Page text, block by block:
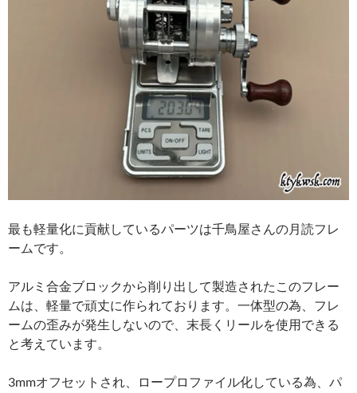
最も軽量化に貢献しているパーツは千鳥屋さんの月読フレ
ームです。
アルミ合金ブロックから削り出して製造されたこのフレー
ムは、軽量で頑丈に作られております。一体型の為、フレ
ームの歪みが発生しないので、末長くリールを使用できる
と考えています。
3mmオフセットされ、ロープロファイル化している為、パ